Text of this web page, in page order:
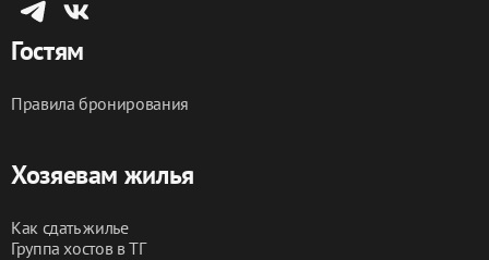
Забронируйте вашу идеальную квартиру прямо
сейчас по самой
Гостям
Правила бронирования
Хозяевам жилья
Как сдать жилье
Группа хостов в ТГ